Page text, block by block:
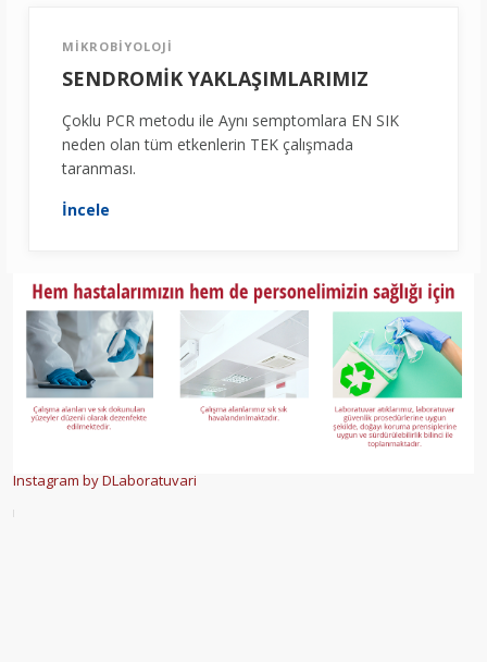
MİKROBİYOLOJİ
SENDROMİK YAKLAŞIMLARIMIZ
Çoklu PCR metodu ile Aynı semptomlara EN SIK
neden olan tüm etkenlerin TEK çalışmada
taranması.
İncele
Instagram by DLaboratuvari